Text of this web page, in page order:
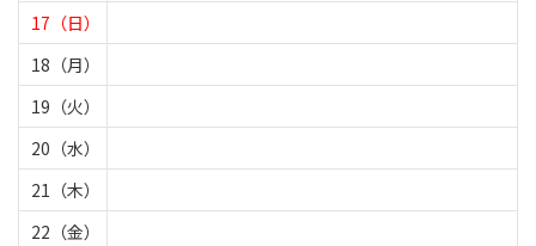
17（日）
18（月）
19（火）
20（水）
21（木）
22（金）